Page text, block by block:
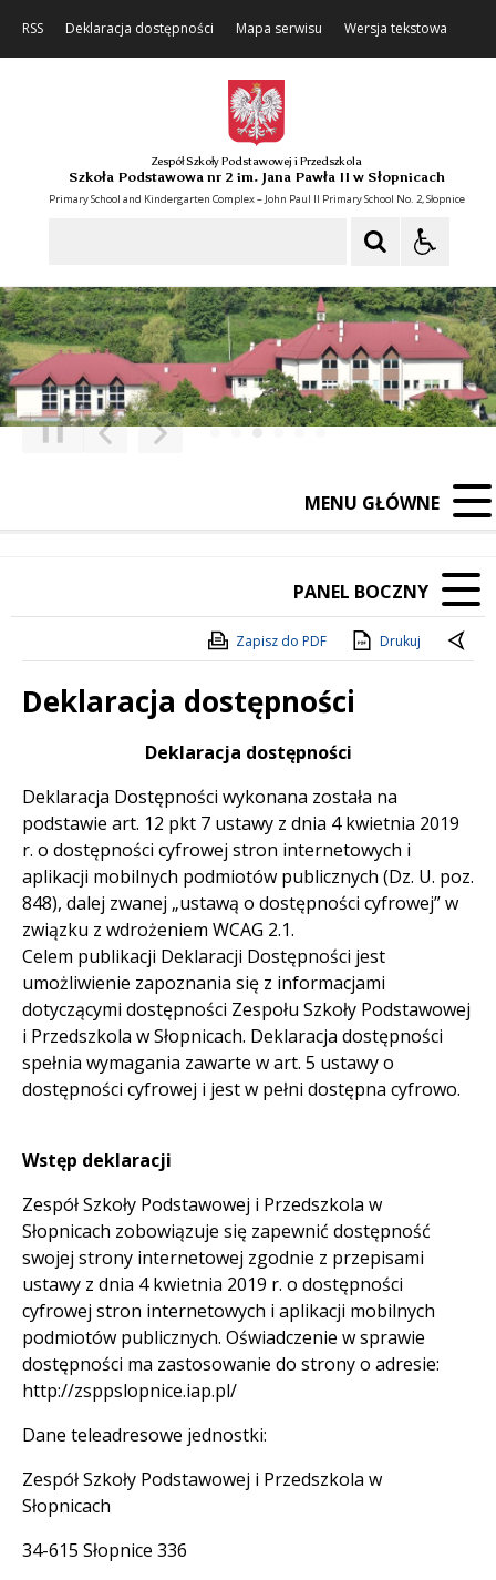
RSS Deklaracja dostępności Mapa serwisu Wersja tekstowa
Zespół Szkoły Podstawowej i Przedszkola
Szkoła Podstawowa nr 2 im. Jana Pawła II w Słopnicach
Primary School and Kindergarten Complex – John Paul II Primary School No. 2, Słopnice
Poprzedni Element
Następny Element
❚❚
MENU GŁÓWNE
PANEL BOCZNY
Zapisz do PDF Drukuj
Deklaracja dostępności
Deklaracja dostępności
Deklaracja Dostępności wykonana została na
podstawie art. 12 pkt 7 ustawy z dnia 4 kwietnia 2019
r. o dostępności cyfrowej stron internetowych i
aplikacji mobilnych podmiotów publicznych (Dz. U. poz.
848), dalej zwanej „ustawą o dostępności cyfrowej” w
związku z wdrożeniem WCAG 2.1.
Celem publikacji Deklaracji Dostępności jest
umożliwienie zapoznania się z informacjami
dotyczącymi dostępności Zespołu Szkoły Podstawowej
i Przedszkola w Słopnicach. Deklaracja dostępności
spełnia wymagania zawarte w art. 5 ustawy o
dostępności cyfrowej i jest w pełni dostępna cyfrowo.
Wstęp deklaracji
Zespół Szkoły Podstawowej i Przedszkola w
Słopnicach zobowiązuje się zapewnić dostępność
swojej strony internetowej zgodnie z przepisami
ustawy z dnia 4 kwietnia 2019 r. o dostępności
cyfrowej stron internetowych i aplikacji mobilnych
podmiotów publicznych. Oświadczenie w sprawie
dostępności ma zastosowanie do strony o adresie:
http://zsppslopnice.iap.pl/
Dane teleadresowe jednostki:
Zespół Szkoły Podstawowej i Przedszkola w
Słopnicach
34-615 Słopnice 336